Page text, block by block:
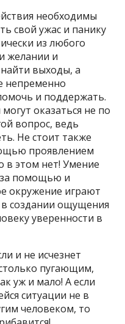
необходимы
свой ужас и панику
из любого
желании и
выходы, а
непременно
и поддержать.
оказаться не по
вопрос, ведь
Не стоит также
проявлением
в этом нет! Умение
помощью и
окружение играют
создании ощущения
уверенности в
и не исчезнет
пугающим,
уж и мало! А если
ситуации не в
человеком, то